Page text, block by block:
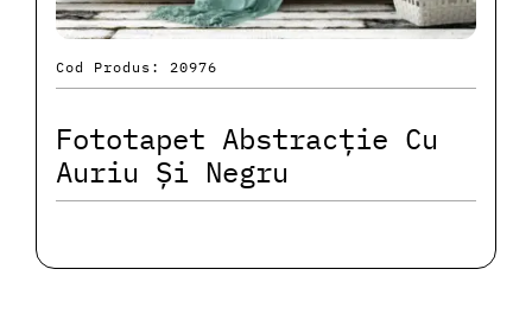
Cod Produs: 20976
Fototapet Abstracție Cu
Auriu Și Negru